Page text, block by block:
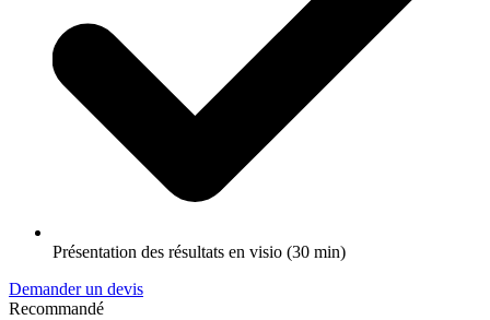
Présentation des résultats en visio (30 min)
Demander un devis
Recommandé